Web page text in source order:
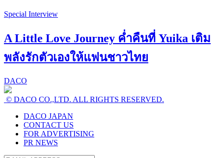
Special Interview
A Little Love Journey ค่ำคืนที่ Yuika เติม
พลังรักตัวเองให้แฟนชาวไทย
DACO
© DACO CO.,LTD. ALL RIGHTS RESERVED.
DACO JAPAN
CONTACT US
FOR ADVERTISING
PR NEWS